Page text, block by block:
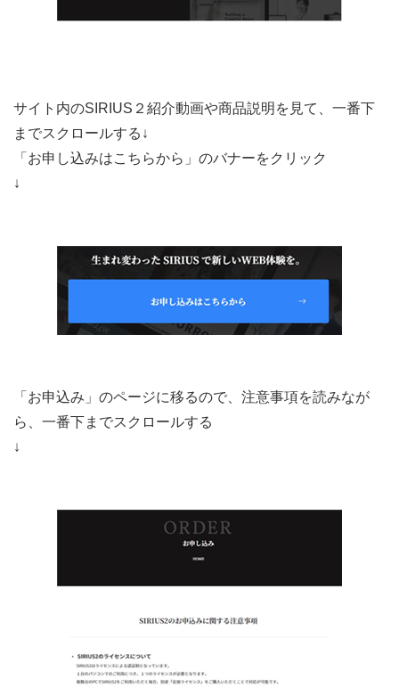
サイト内のSIRIUS２紹介動画や商品説明を見て、一番下
までスクロールする↓
「お申し込みはこちらから」のバナーをクリック
↓
「お申込み」のページに移るので、注意事項を読みなが
ら、一番下までスクロールする
↓